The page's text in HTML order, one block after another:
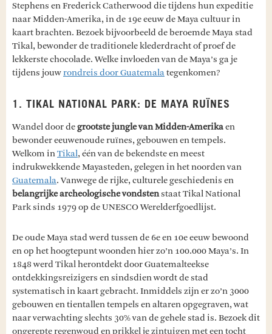
Stephens en Frederick Catherwood die tijdens hun expeditie
naar Midden-Amerika, in de 19e eeuw de Maya cultuur in
kaart brachten. Bezoek bijvoorbeeld de beroemde Maya stad
Tikal, bewonder de traditionele klederdracht of proef de
lekkerste chocolade. Welke invloeden van de Maya’s ga je
tijdens jouwrondreis door Guatemalategenkomen?
1. TIKAL NATIONAL PARK: DE MAYA RUÏNES
Wandel door degrootste jungle van Midden-Amerikaen
bewonder eeuwenoude ruïnes, gebouwen en tempels.
Welkom inTikal, één van de bekendste en meest
indrukwekkende Mayasteden, gelegen in het noorden van
Guatemala. Vanwege de rijke, culturele geschiedenis en
belangrijke archeologische vondstenstaat Tikal National
Park sinds 1979 op de UNESCO Werelderfgoedlijst.
De oude Maya stad werd tussen de 6e en 10e eeuw bewoond
en op het hoogtepunt woonden hier zo’n 100.000 Maya’s. In
1848 werd Tikal herontdekt door Guatemalteekse
ontdekkingsreizigers en sindsdien wordt de stad
systematisch in kaart gebracht. Inmiddels zijn er zo’n 3000
gebouwen en tientallen tempels en altaren opgegraven, wat
naar verwachting slechts 30% van de gehele stad is. Bezoek dit
ongerepte regenwoud en prikkel je zintuigen met een tocht